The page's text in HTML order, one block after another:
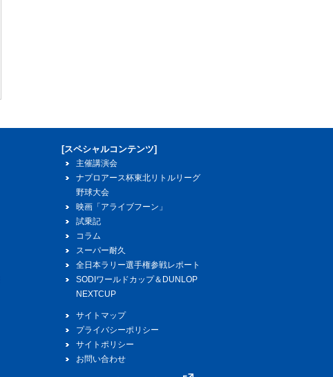
[スペシャルコンテンツ]
主催講演会
ナプロアース杯東北リトルリーグ
野球大会
映画「アライブフーン」
試乗記
コラム
スーパー耐久
全日本ラリー選手権参戦レポート
SODIワールドカップ＆DUNLOP
NEXTCUP
サイトマップ
プライバシーポリシー
サイトポリシー
お問い合わせ